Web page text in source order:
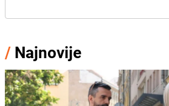
/ Najnovije